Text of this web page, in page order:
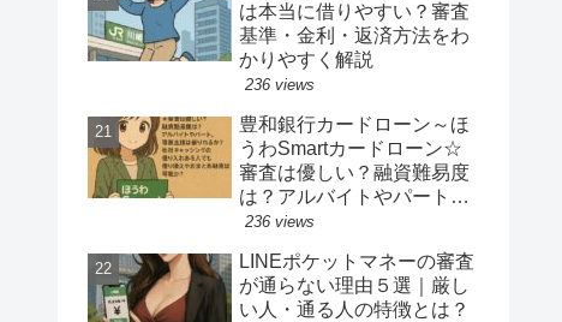
は本当に借りやすい？審査
基準・金利・返済方法をわ
かりやすく解説
236 views
豊和銀行カードローン～ほ
うわSmartカードローン☆
審査は優しい？融資難易度
は？アルバイトやパート、
専業主婦は借りれるか？他
ある人でも借り換えやおま
とめ融資は可能か？
236 views
LINEポケットマネーの審査
が通らない理由５選｜厳し
い人・通る人の特徴とは？